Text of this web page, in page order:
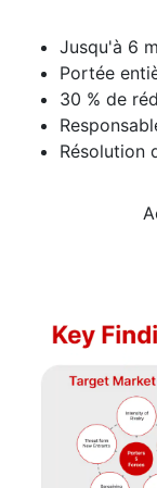
Jusqu'à 6
Portée
30 % de
Résolution